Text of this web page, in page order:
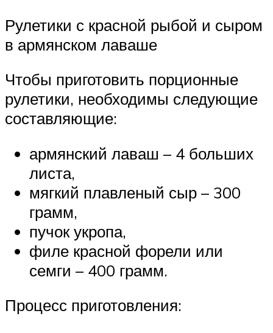
Рулетики с красной рыбой и сыром
в армянском лаваше
Чтобы приготовить порционные
рулетики, необходимы следующие
составляющие:
армянский лаваш – 4 больших
листа,
мягкий плавленый сыр – 300
грамм,
пучок укропа,
филе красной форели или
семги – 400 грамм.
Процесс приготовления: